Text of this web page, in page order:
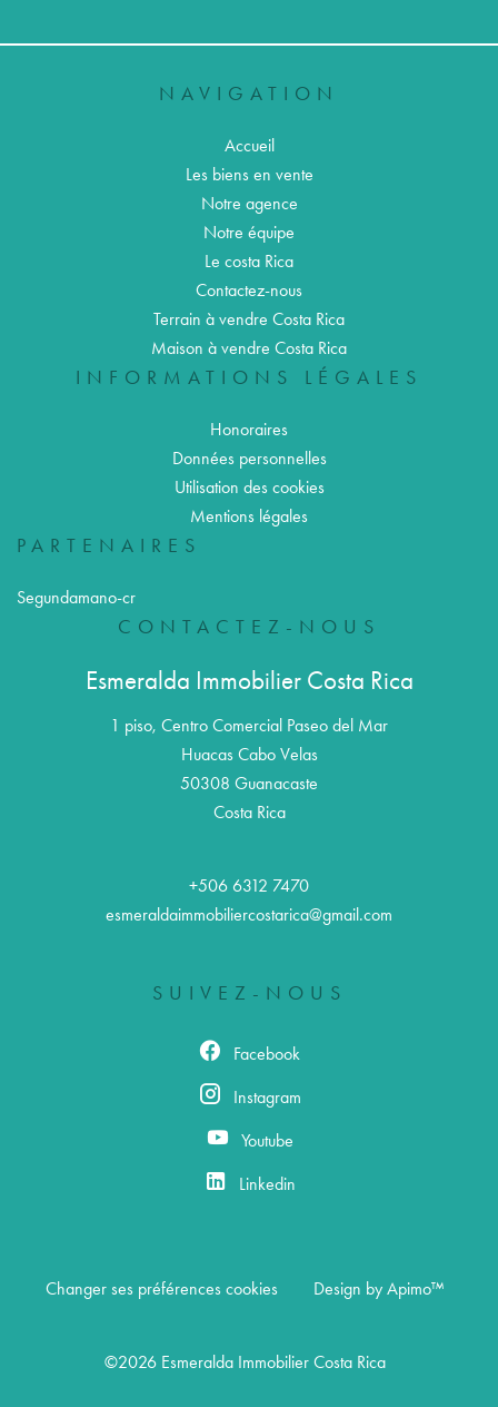
NAVIGATION
Accueil
Les biens en vente
Notre agence
Notre équipe
Le costa Rica
Contactez-nous
Terrain à vendre Costa Rica
Maison à vendre Costa Rica
INFORMATIONS LÉGALES
Honoraires
Données personnelles
Utilisation des cookies
Mentions légales
PARTENAIRES
Segundamano-cr
CONTACTEZ-NOUS
Esmeralda Immobilier Costa Rica
1 piso, Centro Comercial Paseo del Mar
Huacas Cabo Velas
50308 Guanacaste
Costa Rica
+506 6312 7470
esmeraldaimmobiliercostarica@gmail.com
SUIVEZ-NOUS
Facebook
Instagram
Youtube
Linkedin
Changer ses préférences cookies Design by Apimo™
©2026 Esmeralda Immobilier Costa Rica